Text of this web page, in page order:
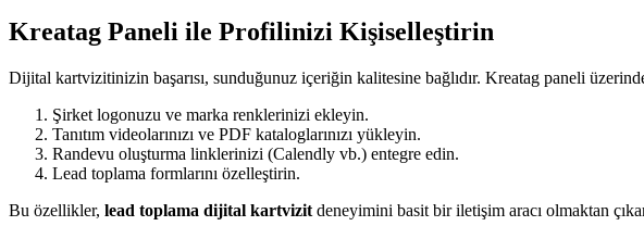
Kreatag Paneli ile Profilinizi Kişiselleştirin
Dijital kartvizitinizin başarısı, sunduğunuz içeriğin kalitesine bağlıdır. Kreatag paneli
Şirket logonuzu ve marka renklerinizi ekleyin.
Tanıtım videolarınızı ve PDF kataloglarınızı yükleyin.
Randevu oluşturma linklerinizi (Calendly vb.) entegre edin.
Lead toplama formlarını özelleştirin.
Bu özellikler, lead toplama dijital kartvizit deneyimini basit bir iletişim aracı olmaktan